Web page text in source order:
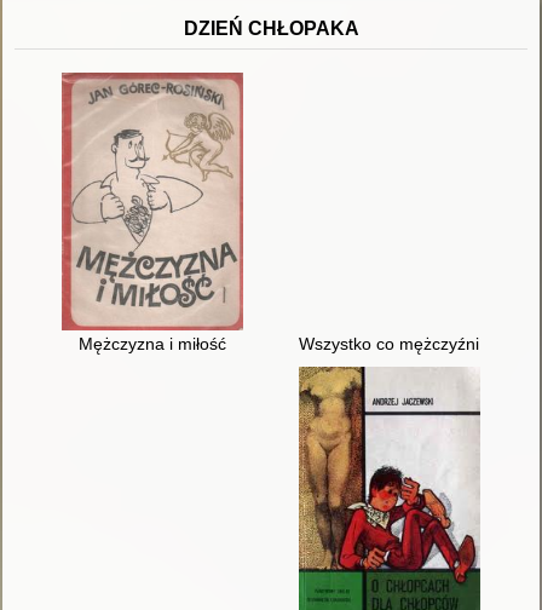
DZIEŃ CHŁOPAKA
Mężczyzna i miłość Wszystko co mężczyźni